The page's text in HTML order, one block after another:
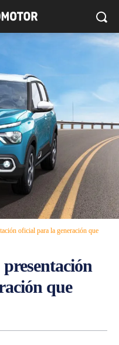
oficial para la generación que
que